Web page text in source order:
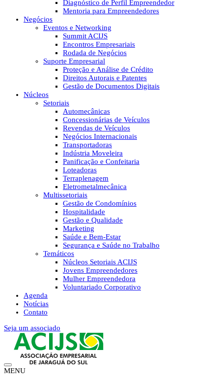
Diagnóstico de Perfil Empreendedor
Mentoria para Empreendedores
Negócios
Eventos e Networking
Summit ACIJS
Encontros Empresariais
Rodada de Negócios
Suporte Empresarial
Proteção e Análise de Crédito
Direitos Autorais e Patentes
Gestão de Documentos Digitais
Núcleos
Setoriais
Automecânicas
Concessionárias de Veículos
Revendas de Veículos
Negócios Internacionais
Transportadoras
Indústria Moveleira
Panificação e Confeitaria
Loteadoras
Terraplenagem
Eletrometalmecânica
Multissetoriais
Gestão de Condomínios
Hospitalidade
Gestão e Qualidade
Marketing
Saúde e Bem-Estar
Segurança e Saúde no Trabalho
Temáticos
Núcleos Setoriais ACIJS
Jovens Empreendedores
Mulher Empreendedora
Voluntariado Corporativo
Agenda
Notícias
Contato
Seja um associado
MENU